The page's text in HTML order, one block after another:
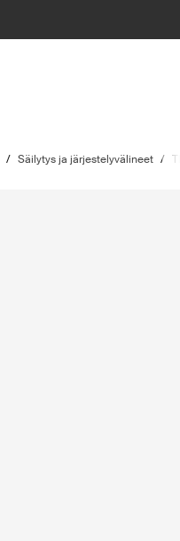
/ Säilytys ja järjestelyvälineet /